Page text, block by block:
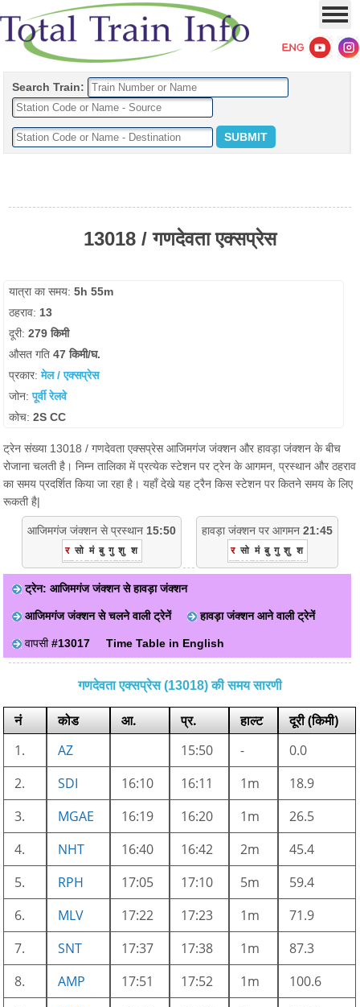
Search Train:
13018 / गणदेवता एक्सप्रेस
यात्रा का समय:5h 55m
ठहराव: 13
दूरी:279 किमी
औसत गति47 किमी/घ.
प्रकार:मेल / एक्सप्रेस
जोन:पूर्वी रेलवे
कोच:2S CC
ट्रेन संख्या 13018 / गणदेवता एक्सप्रेस आजिमगंज जंक्शन और हावड़ा जंक्शन के बीच
रोजाना चलती है। निम्न तालिका में प्रत्येक स्टेशन पर ट्रेन के आगमन, प्रस्थान और ठहराव
का समय प्रदर्शित किया जा रहा है। यहाँ देखे यह ट्रैन किस स्टेशन पर कितने समय के लिए
रूकती है|
आजिमगंज जंक्शन से प्रस्थान 15:50
र सो मं बु गु शु श
हावड़ा जंक्शन पर आगमन 21:45
र सो मं बु गु शु श
ट्रेन: आजिमगंज जंक्शन से हावड़ा जंक्शन
आजिमगंज जंक्शन से चलने वाली ट्रेनें हावड़ा जंक्शन आने वाली ट्रेनें
वापसी#13017 Time Table in English
गणदेवता एक्सप्रेस (13018) की समय सारणी
नं कोड आ. प्र. हाल्ट
दूरी (किमी)
1.
AZ 15:50 -
0.0
2.
SDI 16:10 16:11 1m
18.9
3.
MGAE 16:19 16:20 1m
26.5
4.
NHT 16:40 16:42 2m
45.4
5.
RPH 17:05 17:10 5m
59.4
6.
MLV 17:22 17:23 1m
71.9
7.
SNT 17:37 17:38 1m
87.3
8.
AMP 17:51 17:52 1m
100.6